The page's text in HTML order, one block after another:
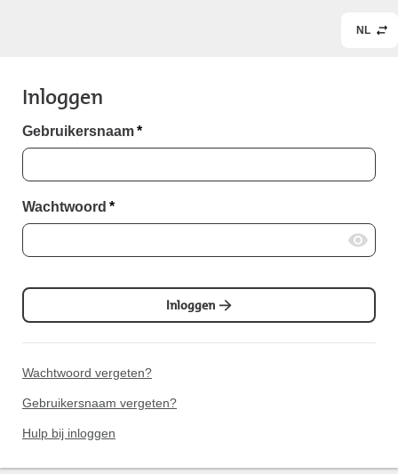
NL
Inloggen
Gebruikersnaam*
Wachtwoord *
Inloggen
Wachtwoord vergeten?
Gebruikersnaam vergeten?
Hulp bij inloggen